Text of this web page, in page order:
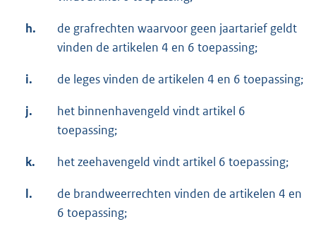
h.
de grafrechten waarvoor geen jaartarief geldt
vinden de artikelen 4 en 6 toepassing;
i. de leges vinden de artikelen 4 en 6 toepassing;
j.
het binnenhavengeld vindt artikel 6
toepassing;
k. het zeehavengeld vindt artikel 6 toepassing;
l.
de brandweerrechten vinden de artikelen 4 en
6 toepassing;